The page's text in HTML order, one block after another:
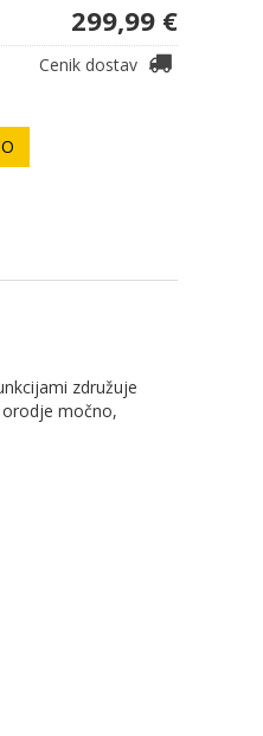
299,99 €
Cenik dostav
združuje
močno,